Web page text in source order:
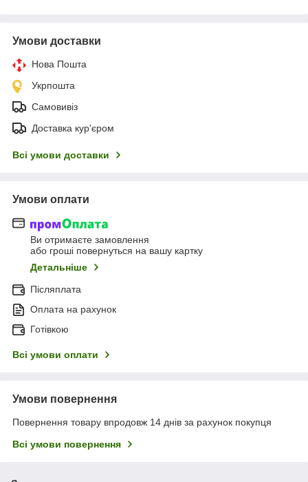
Умови доставки
Нова Пошта
Укрпошта
Самовивіз
Доставка кур'єром
Всі умови доставки
Умови оплати
Ви отримаєте замовлення
або гроші повернуться на вашу картку
Детальніше
Післяплата
Оплата на рахунок
Готівкою
Всі умови оплати
Умови повернення
Повернення товару впродовж 14 днів за рахунок покупця
Всі умови повернення